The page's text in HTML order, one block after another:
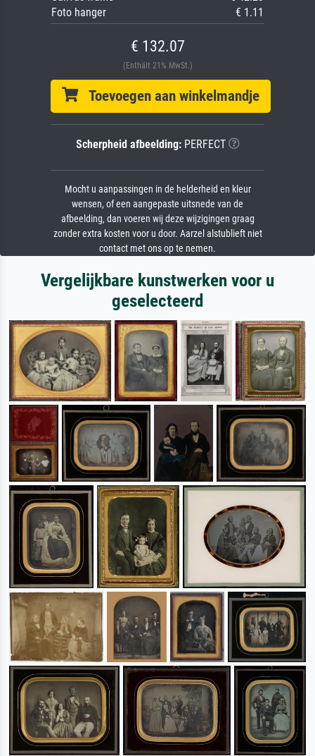
Foto hanger
€ 1.11
€ 132.07
(Enthält 21% MwSt.)
Toevoegen aan winkelmandje
Scherpheid afbeelding:PERFECT
Mocht u aanpassingen in de helderheid en kleur
wensen, of een aangepaste uitsnede van de
afbeelding, dan voeren wij deze wijzigingen graag
zonder extra kosten voor u door. Aarzel alstublieft niet
contact met ons op te nemen.
Vergelijkbare kunstwerken voor u
geselecteerd